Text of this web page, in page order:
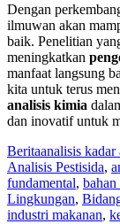
Dengan
ilmuwan akan
baik. Penelitian
meningkatkan
manfaat langsung
kita untuk terus
analisis kimia
dan inovatif untuk
Beritaanalisis kadar
Analisis Pestisida,
fundamental, bahan
Lingkungan,
industri makanan,